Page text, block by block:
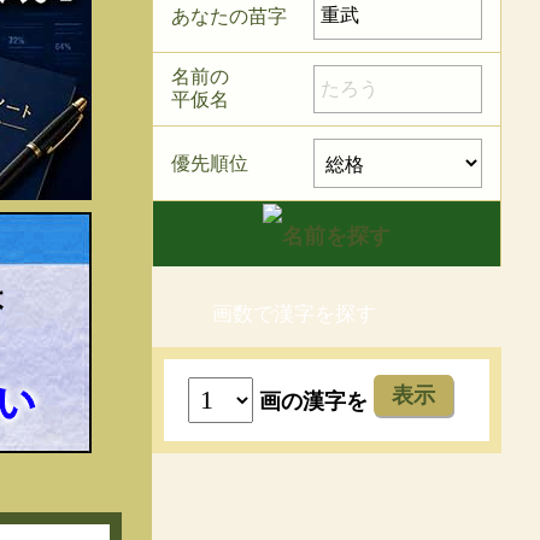
あなたの苗字
名前の
平仮名
優先順位
画数で漢字を探す
画の漢字を 表示